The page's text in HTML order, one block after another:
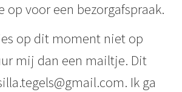
op voor een bezorgafspraak.
op dit moment niet op
mij dan een mailtje. Dit
Ik ga